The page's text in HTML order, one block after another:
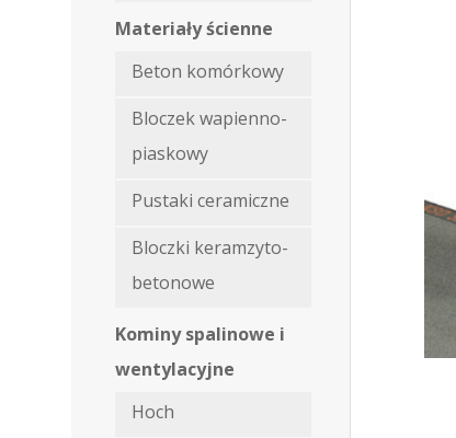
Materiały ścienne
Beton komórkowy
Bloczek wapienno-
piaskowy
Pustaki ceramiczne
Bloczki keramzyto-
betonowe
Kominy spalinowe i
wentylacyjne
Hoch